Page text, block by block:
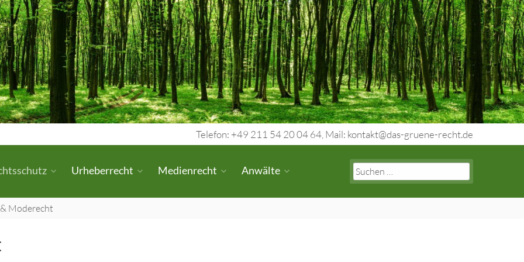
Telefon: +49 211 54 20 04 64, Mail: kontakt@das-gruene-recht.de
Search
for:
Urheberrecht Medienrecht Anwälte
Moderecht